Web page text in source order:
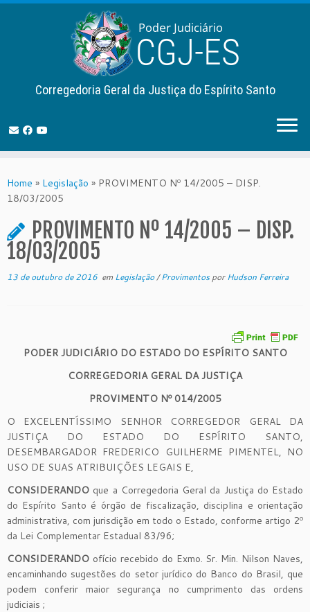
to
content
Corregedoria Geral da Justiça do Espírito Santo
Home » Legislação » PROVIMENTO Nº 14/2005 – DISP.
18/03/2005
PROVIMENTO Nº 14/2005 – DISP.
18/03/2005
13 de outubro de 2016 em Legislação/ProvimentosporHudson Ferreira
PODER JUDICIÁRIO DO ESTADO DO ESPÍRITO SANTO
CORREGEDORIA GERAL DA JUSTIÇA
PROVIMENTO Nº 014/2005
O EXCELENTÍSSIMO SENHOR CORREGEDOR GERAL DA
JUSTIÇA DO ESTADO DO ESPÍRITO SANTO,
DESEMBARGADOR FREDERICO GUILHERME PIMENTEL, NO
USO DE SUAS ATRIBUIÇÕES LEGAIS E,
CONSIDERANDO que a Corregedoria Geral da Justiça do Estado
do Espírito Santo é órgão de fiscalização, disciplina e orientação
administrativa, com jurisdição em todo o Estado, conforme artigo 2º
da Lei Complementar Estadual 83/96;
CONSIDERANDO ofício recebido do Exmo. Sr. Min. Nilson Naves,
encaminhando sugestões do setor jurídico do Banco do Brasil, que
podem conferir maior segurança no cumprimento das ordens
judiciais ;